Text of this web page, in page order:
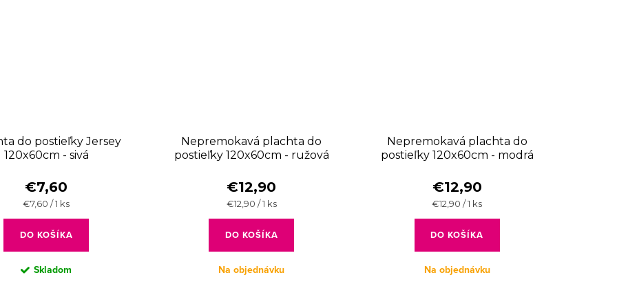
do postieľky Jersey
120x60cm - sivá
€7,60
Jednotková
cena:
€7,60 / 1 ks
DO KOŠÍKA
Skladom
Nepremokavá plachta do
postieľky 120x60cm - ružová
€12,90
Jednotková
cena:
€12,90 / 1 ks
DO KOŠÍKA
Na objednávku
Nepremokavá plachta do
postieľky 120x60cm - modrá
€12,90
Jednotková
cena:
€12,90 / 1 ks
DO KOŠÍKA
Na objednávku